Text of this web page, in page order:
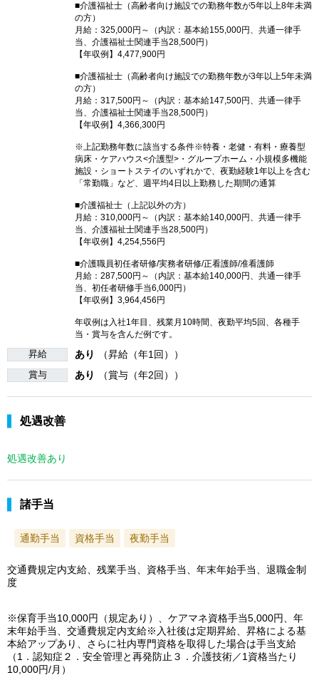
■介護福祉士（高齢者向け施設での勤務年数が5年以上8年未満
の方）
月給：325,000円～（内訳：基本給155,000円、共通一律手
当、介護福祉士関連手当28,500円）
【年収例】4,477,900円
■介護福祉士（高齢者向け施設での勤務年数が3年以上5年未満
の方）
月給：317,500円～（内訳：基本給147,500円、共通一律手
当、介護福祉士関連手当28,500円）
【年収例】4,366,300円
※上記勤務年数に該当する条件※特養・老健・有料・療養型
病床・ケアハウス<介護型>・グループホーム・小規模多機能
施設・ショートステイのいずれかで、夜勤経験1年以上を含む
「常勤職」など、週平均4日以上勤務した期間の通算
■介護福祉士（上記以外の方）
月給：310,000円～（内訳：基本給140,000円、共通一律手
当、介護福祉士関連手当28,500円）
【年収例】4,254,556円
■介護職員初任者研修/実務者研修/正看護師/准看護師
月給：287,500円～（内訳：基本給140,000円、共通一律手
当、初任者研修手当6,000円）
【年収例】3,964,456円
年収例は入社1年目、残業月10時間、夜勤平均5回、各種手
当・賞与を含んだ例です。
昇給 あり （昇給（年1回））
賞与 あり （賞与（年2回））
処遇改善
処遇改善あり
諸手当
通勤手当 資格手当 夜勤手当
交通費規定内支給、残業手当、資格手当、年末年始手当、退職金制
度
※保育手当10,000円（規定あり）、ケアマネ資格手当5,000円、年
末年始手当、交通費規定内支給※入社後は定期昇給、昇格による基
本給アップあり、さらに社内専門資格を取得した場合は手当支給
（1．認知症２．安全管理と再発防止３．介護技術／1資格当たり
10,000円/月）